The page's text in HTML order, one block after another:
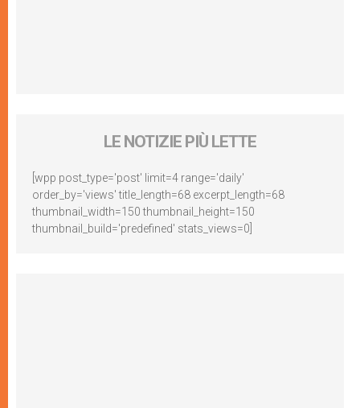
LE NOTIZIE PIÙ LETTE
[wpp post_type='post' limit=4 range='daily'
order_by='views' title_length=68 excerpt_length=68
thumbnail_width=150 thumbnail_height=150
thumbnail_build='predefined' stats_views=0]